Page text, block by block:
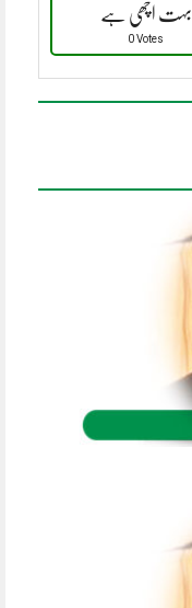
بہت اچھی ہے
0 Votes